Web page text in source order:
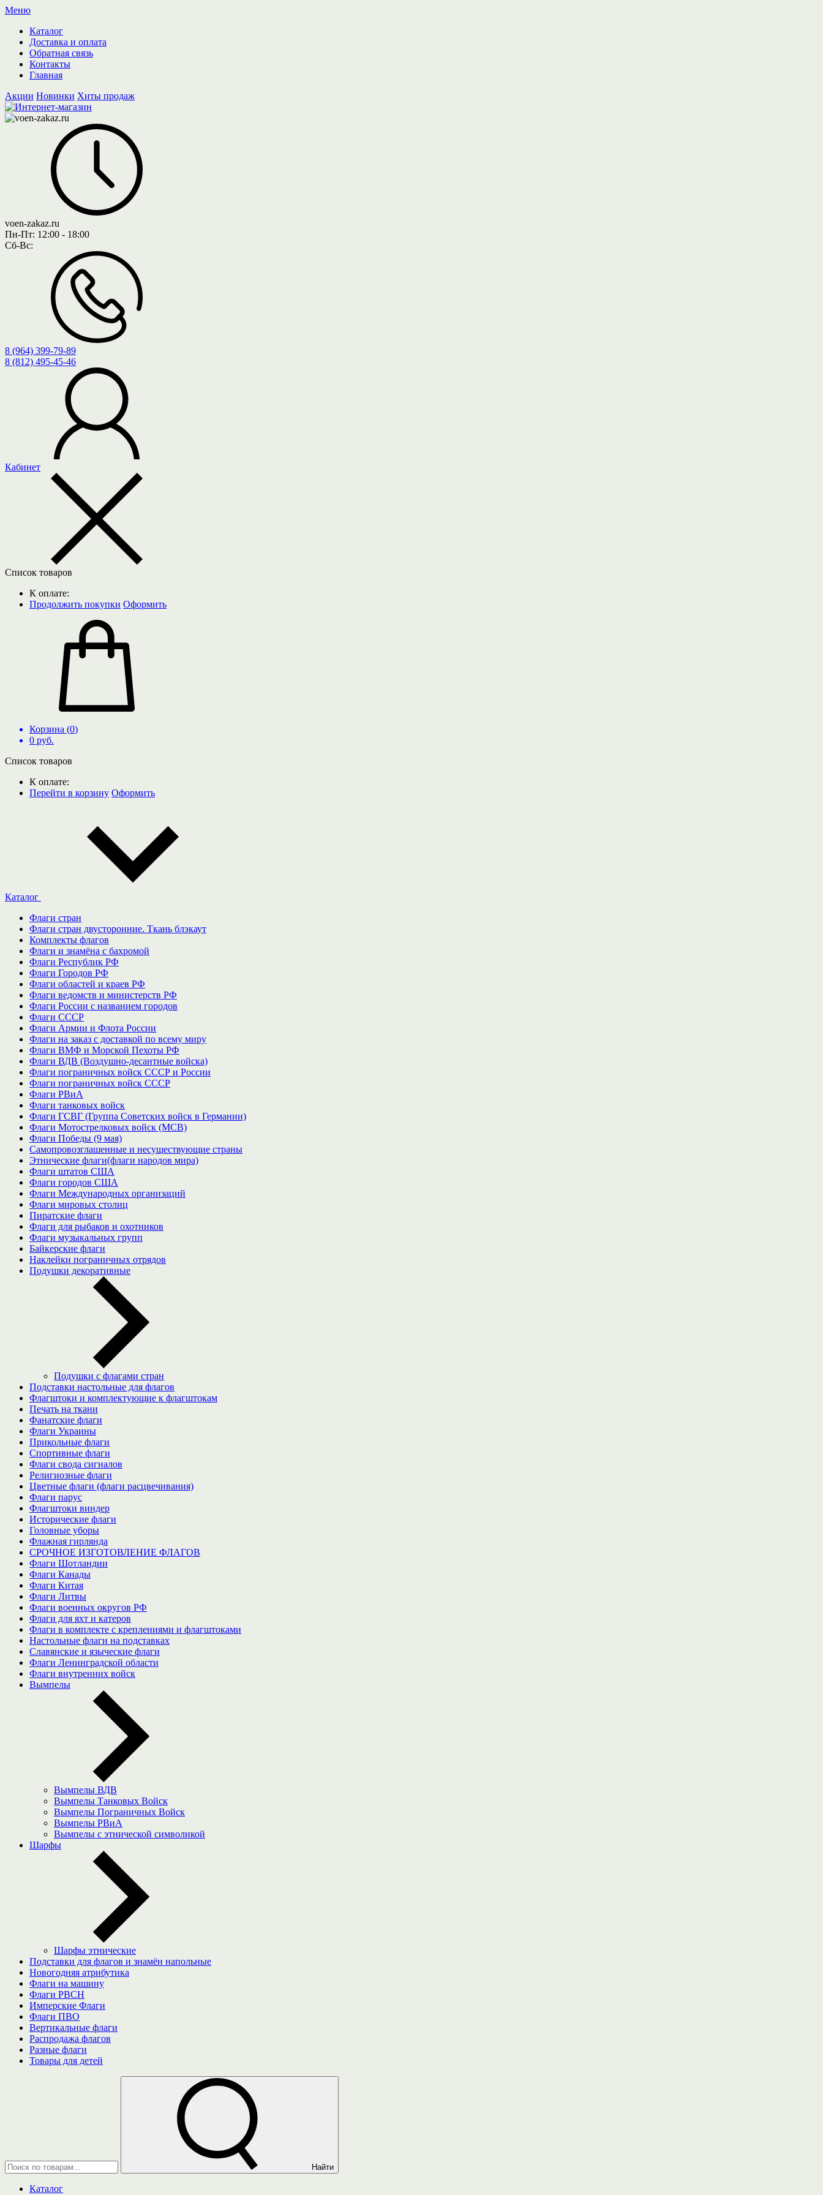
Меню
Каталог
Доставка и оплата
Обратная связь
Контакты
Главная
Акции Новинки Хиты продаж
voen-zakaz.ru
Пн-Пт: 12:00 - 18:00
Сб-Вс:
8 (964) 399-79-89
8 (812) 495-45-46
Кабинет
Список товаров
К оплате:
Продолжить покупки Оформить
Корзина (0)
0 руб.
Список товаров
К оплате:
Перейти в корзину Оформить
Каталог
Флаги стран
Флаги стран двусторонние. Ткань блэкаут
Комплекты флагов
Флаги и знамёна с бахромой
Флаги Республик РФ
Флаги Городов РФ
Флаги областей и краев РФ
Флаги ведомств и министерств РФ
Флаги России с названием городов
Флаги СССР
Флаги Армии и Флота России
Флаги на заказ с доставкой по всему миру
Флаги ВМФ и Морской Пехоты РФ
Флаги ВДВ (Воздушно-десантные войска)
Флаги пограничных войск СССР и России
Флаги пограничных войск СССР
Флаги РВиА
Флаги танковых войск
Флаги ГСВГ (Группа Советских войск в Германии)
Флаги Мотострелковых войск (МСВ)
Флаги Победы (9 мая)
Самопровозглашенные и несуществующие страны
Этнические флаги(флаги народов мира)
Флаги штатов США
Флаги городов США
Флаги Международных организаций
Флаги мировых столиц
Пиратские флаги
Флаги для рыбаков и охотников
Флаги музыкальных групп
Байкерские флаги
Наклейки пограничных отрядов
Подушки декоративные
Подушки с флагами стран
Подставки настольные для флагов
Флагштоки и комплектующие к флагштокам
Печать на ткани
Фанатские флаги
Флаги Украины
Прикольные флаги
Спортивные флаги
Флаги свода сигналов
Религиозные флаги
Цветные флаги (флаги расцвечивания)
Флаги парус
Флагштоки виндер
Исторические флаги
Головные уборы
Флажная гирлянда
СРОЧНОЕ ИЗГОТОВЛЕНИЕ ФЛАГОВ
Флаги Шотландии
Флаги Канады
Флаги Китая
Флаги Литвы
Флаги военных округов РФ
Флаги для яхт и катеров
Флаги в комплекте с креплениями и флагштоками
Настольные флаги на подставках
Славянские и языческие флаги
Флаги Ленинградской области
Флаги внутренних войск
Вымпелы
Вымпелы ВДВ
Вымпелы Танковых Войск
Вымпелы Пограничных Войск
Вымпелы РВиА
Вымпелы с этнической символикой
Шарфы
Шарфы этнические
Подставки для флагов и знамён напольные
Новогодняя атрибутика
Флаги на машину
Флаги РВСН
Имперские Флаги
Флаги ПВО
Вертикальные флаги
Распродажа флагов
Разные флаги
Товары для детей
Найти
Каталог